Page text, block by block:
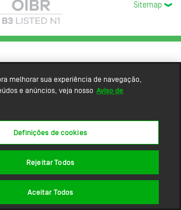
Sitemap
melhorar sua experiência de navegação,
e anúncios, veja nosso Aviso de
Definições de cookies
Rejeitar Todos
Aceitar Todos